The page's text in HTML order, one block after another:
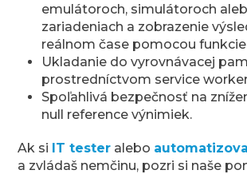
emulátoroch, simulátoroch
zariadeniach a zobrazenie
reálnom čase pomocou
Ukladanie do vyrovnávacej
prostredníctvom service
Spoľahlivá bezpečnosť na
null reference výnimiek.
Ak si IT tester alebo
a zvládaš nemčinu, pozri si naše